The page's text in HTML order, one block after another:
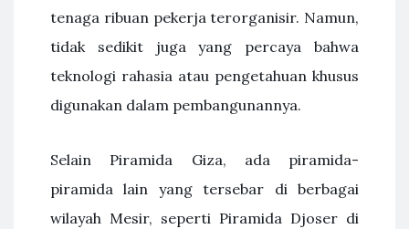
tenaga ribuan pekerja terorganisir. Namun,
tidak sedikit juga yang percaya bahwa
teknologi rahasia atau pengetahuan khusus
digunakan dalam pembangunannya.
Selain Piramida Giza, ada piramida-
piramida lain yang tersebar di berbagai
wilayah Mesir, seperti Piramida Djoser di